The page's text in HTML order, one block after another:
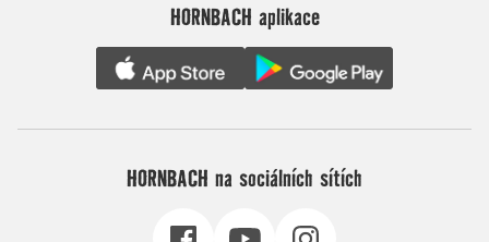
HORNBACH aplikace
HORNBACH na sociálních sítích